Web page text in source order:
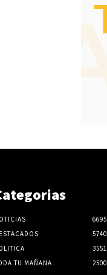
6695
5740
3551
TU MAÑANA
2500